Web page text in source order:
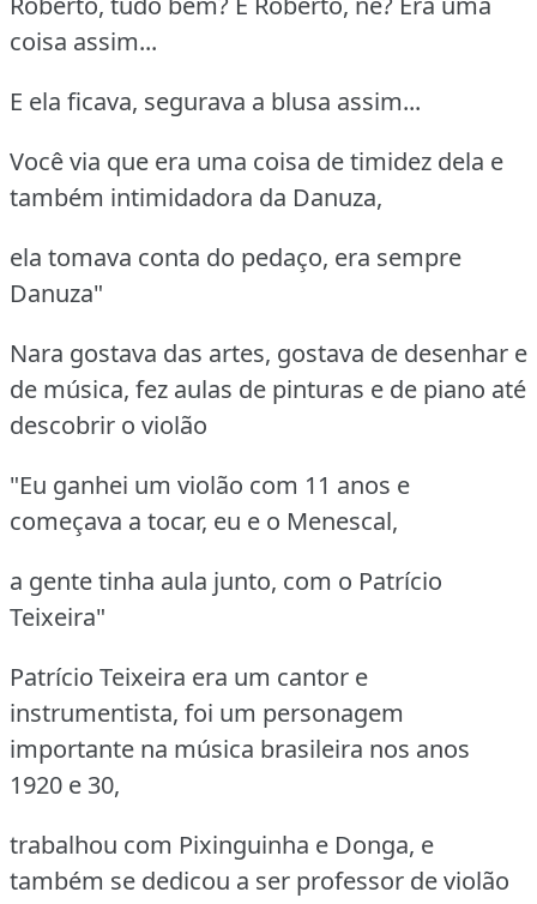
coisa assim...
E ela ficava, segurava a blusa assim...
Você via que era uma coisa de timidez dela e
também intimidadora da Danuza,
ela tomava conta do pedaço, era sempre
Danuza"
Nara gostava das artes, gostava de desenhar e
de música, fez aulas de pinturas e de piano até
descobrir o violão
"Eu ganhei um violão com 11 anos e
começava a tocar, eu e o Menescal,
a gente tinha aula junto, com o Patrício
Teixeira"
Patrício Teixeira era um cantor e
instrumentista, foi um personagem
importante na música brasileira nos anos
1920 e 30,
trabalhou com Pixinguinha e Donga, e
também se dedicou a ser professor de violão